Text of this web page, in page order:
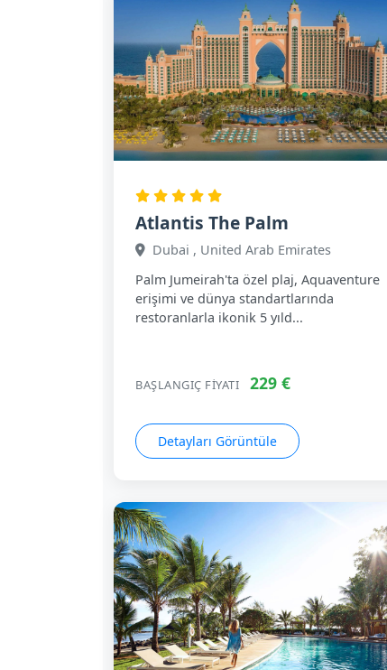
Atlantis The Palm
Dubai , United Arab Emirates
Palm Jumeirah'ta özel plaj, Aquaventure
erişimi ve dünya standartlarında
restoranlarla ikonik 5 yıld...
BAŞLANGIÇ FIYATI 229 €
Detayları Görüntüle